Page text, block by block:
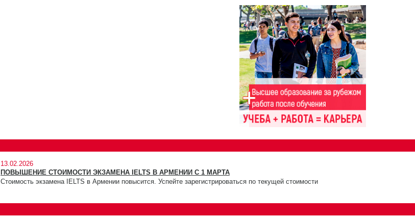
13.02.2026
ПОВЫШЕНИЕ СТОИМОСТИ ЭКЗАМЕНА IELTS В АРМЕНИИ С 1 МАРТА
Стоимость экзамена IELTS в Армении повысится. Успейте зарегистрироваться по текущей стоимости